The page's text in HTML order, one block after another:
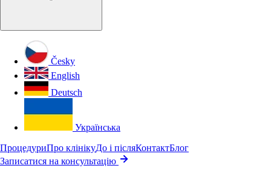
Česky
English
Deutsch
Українська
ПроцедуриПро клінікуДо і післяКонтактБлог
Записатися на консультацію